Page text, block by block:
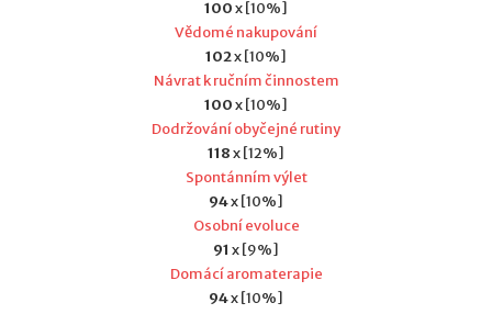
100x [10%]
Vědomé nakupování
102x [10%]
Návrat k ručním činnostem
100x [10%]
Dodržování obyčejné rutiny
118x [12%]
Spontánním výlet
94x [10%]
Osobní evoluce
91 x [9%]
Domácí aromaterapie
94x [10%]